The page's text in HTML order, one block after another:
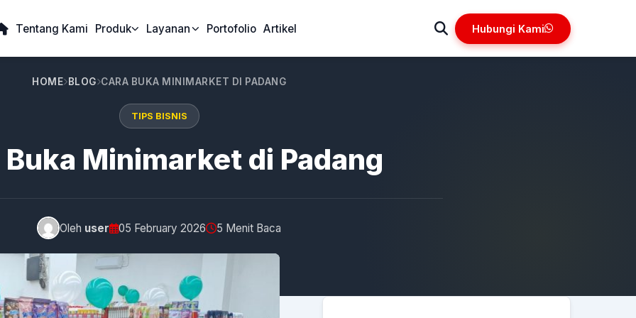
Tentang Kami Produk Layanan Portofolio Artikel Hubungi Kami
HOME BLOG CARA BUKA MINIMARKET DI PADANG
TIPS BISNIS
Buka Minimarket di Padang
Oleh user 05 February 2026 5 Menit Baca